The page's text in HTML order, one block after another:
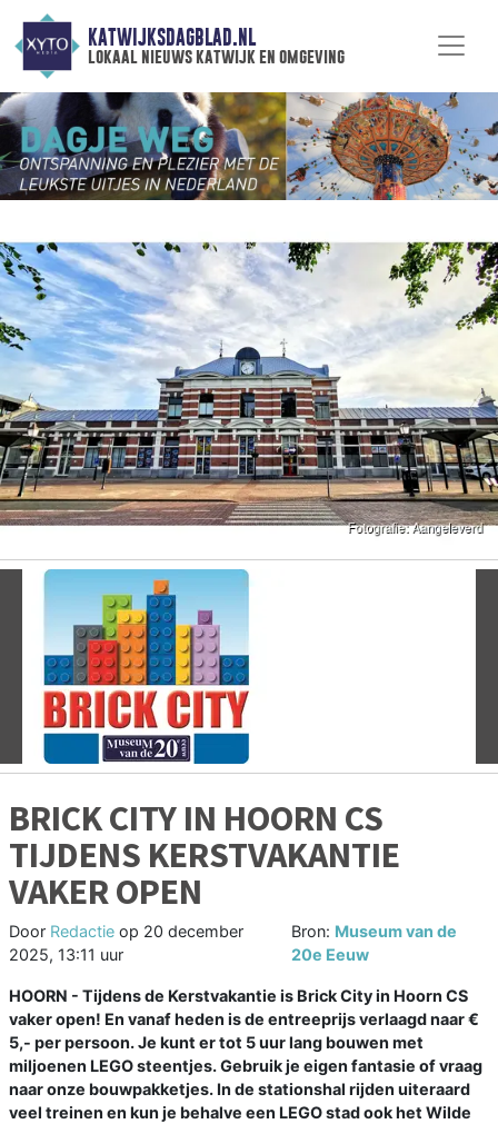
KATWIJKSDAGBLAD.NL
lokaal nieuws katwijk en omgeving
Vorige
BRICK CITY IN HOORN CS
TIJDENS KERSTVAKANTIE
VAKER OPEN
Door Redactie op 20 december
2025, 13:11 uur
Bron: Museum van de
20e Eeuw
HOORN - Tijdens de Kerstvakantie is Brick City in Hoorn CS
vaker open! En vanaf heden is de entreeprijs verlaagd naar €
5,- per persoon. Je kunt er tot 5 uur lang bouwen met
miljoenen LEGO steentjes. Gebruik je eigen fantasie of vraag
naar onze bouwpakketjes. In de stationshal rijden uiteraard
veel treinen en kun je behalve een LEGO stad ook het Wilde